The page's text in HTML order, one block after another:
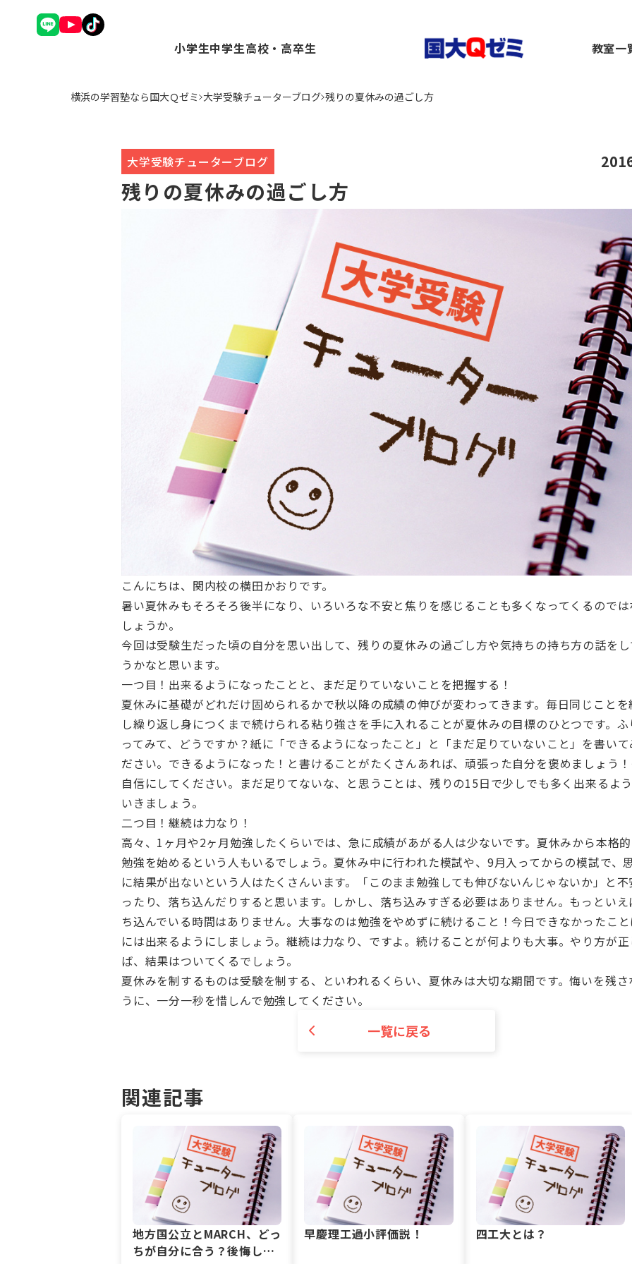
小学生
理英会アドバンスコース（小1～2）
トップ校特進コース（小5～6）
ことばの学校（小1～6）
小学英語YOM-TOX（小1～6）
個別学習コース（小1～高卒生）
中学生
Ｑゼミ+ コース（中1～3）
高校・高卒生
Ｑゼミ+ コース（高1～高卒生）
教室一
市
都筑
いず
横浜の学習塾なら国大Ｑゼミ 大学受験チューターブログ 残りの夏休みの過ごし方
大学受験チューターブログ
残りの夏休みの過ごし方
こんにちは、関内校の横田かおりです。
暑い夏休みもそろそろ後半になり、いろいろな不安と焦りを感じることも多くなってくるので
しょうか。
今回は受験生だった頃の自分を思い出して、残りの夏休みの過ごし方や気持ちの持ち方の話を
うかなと思います。
一つ目！出来るようになったことと、まだ足りていないことを把握する！
夏休みに基礎がどれだけ固められるかで秋以降の成績の伸びが変わってきます。毎日同じこと
し繰り返し身につくまで続けられる粘り強さを手に入れることが夏休みの目標のひとつです。
ってみて、どうですか？紙に「できるようになったこと」と「まだ足りていないこと」を書い
ださい。できるようになった！と書けることがたくさんあれば、頑張った自分を褒めましょう
自信にしてください。まだ足りてないな、と思うことは、残りの15日で少しでも多く出来るよ
いきましょう。
二つ目！継続は力なり！
高々、1ヶ月や2ヶ月勉強したくらいでは、急に成績があがる人は少ないです。夏休みから本格
勉強を始めるという人もいるでしょう。夏休み中に行われた模試や、9月入ってからの模試で、
に結果が出ないという人はたくさんいます。「このまま勉強しても伸びないんじゃないか」と
ったり、落ち込んだりすると思います。しかし、落ち込みすぎる必要はありません。もっとい
ち込んでいる時間はありません。大事なのは勉強をやめずに続けること！今日できなかったこ
には出来るようにしましょう。継続は力なり、ですよ。続けることが何よりも大事。やり方が
ば、結果はついてくるでしょう。
夏休みを制するものは受験を制する、といわれるくらい、夏休みは大切な期間です。悔いを残
うに、一分一秒を惜しんで勉強してください。
一覧に戻る
関連記事
地方国公立とMARCH、どっ
ちが自分に合う？後悔しな
早慶理工過小評価説！ 四工大とは？